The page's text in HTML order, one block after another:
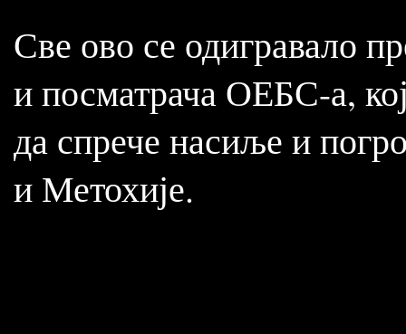
Све ово се одигравало
и посматрача ОЕБС-а,
да спрече насиље и
и Метохије.